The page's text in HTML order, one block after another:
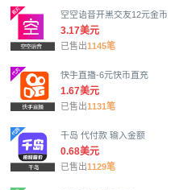
空空语音开黑交友12元金币
3.17美元
已售出1145笔
快手直播-6元快币直充
1.67美元
已售出1131笔
千岛 代付款 输入金额
0.68美元
已售出1129笔